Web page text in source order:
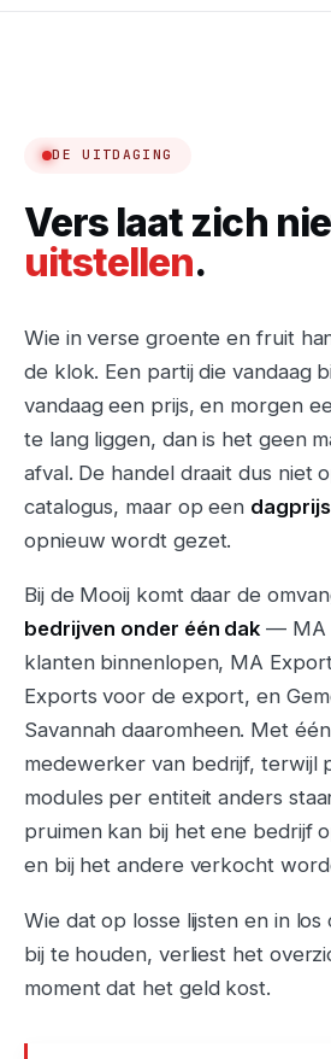
DE UITDAGING
Vers laat zich
uitstellen.
Wie in verse groente en fruit
de klok. Een partij die vandaag
vandaag een prijs, en morgen
te lang liggen, dan is het geen
afval. De handel draait dus niet
catalogus, maar op een dagprijs
opnieuw wordt gezet.
Bij de Mooij komt daar de
bedrijven onder één dak — MA
klanten binnenlopen, MA
Exports voor de export, en
Savannah daaromheen. Met
medewerker van bedrijf, terwijl
modules per entiteit anders
pruimen kan bij het ene bedrijf
en bij het andere verkocht
Wie dat op losse lijsten en in
bij te houden, verliest het
moment dat het geld kost.